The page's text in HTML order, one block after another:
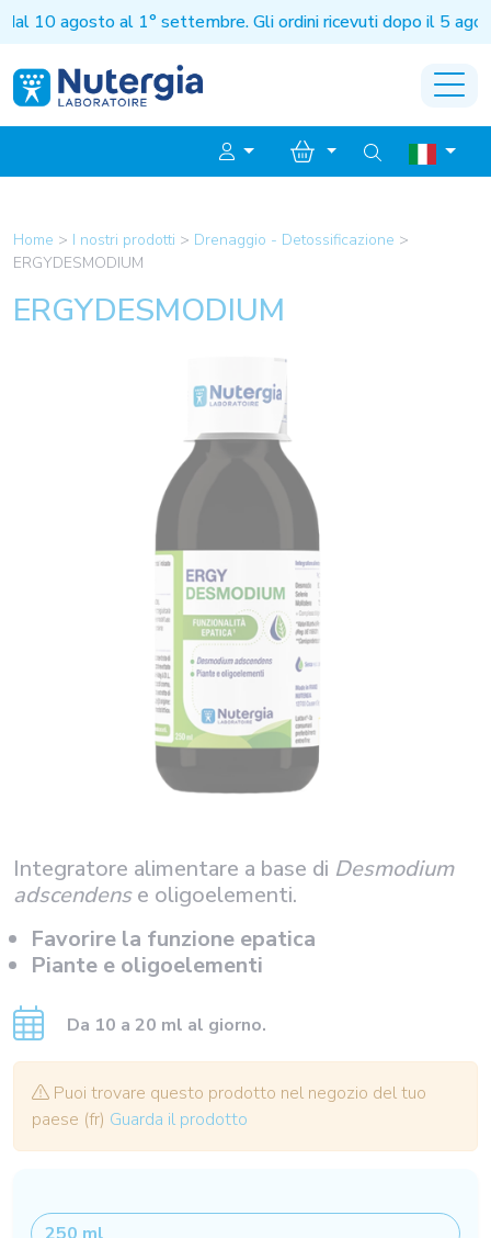
agosto al 1° settembre. Gli ordini ricevuti dopo il 5 agosto
Home > I nostri prodotti > Drenaggio - Detossificazione >
ERGYDESMODIUM
ERGYDESMODIUM
Integratore alimentare a base di Desmodium
adscendense oligoelementi.
Favorire la funzione epatica
Piante e oligoelementi
Da 10 a 20 ml al giorno.
Puoi trovare questo prodotto nel negozio del tuo
paese (fr) Guarda il prodotto